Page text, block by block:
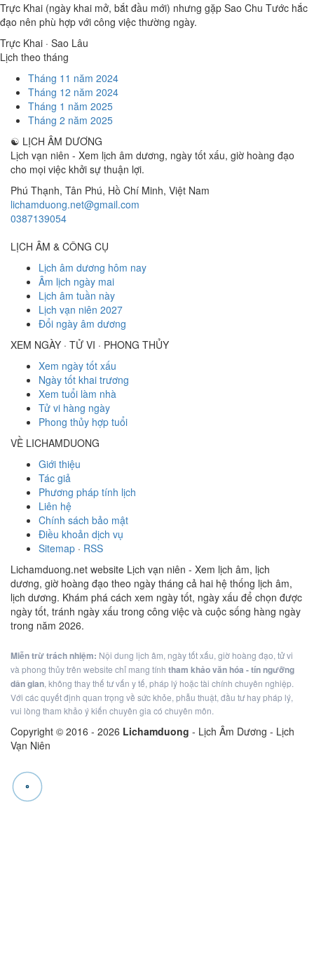
Trực Khai (ngày khai mở, bắt đầu mới) nhưng gặp Sao Chu Tước hắc
đạo nên phù hợp với công việc thường ngày.
Trực Khai · Sao Lâu
Lịch theo tháng
Tháng 11 năm 2024
Tháng 12 năm 2024
Tháng 1 năm 2025
Tháng 2 năm 2025
☯ LỊCH ÂM DƯƠNG
Lịch vạn niên - Xem lịch âm dương, ngày tốt xấu, giờ hoàng đạo
cho mọi việc khởi sự thuận lợi.
Phú Thạnh, Tân Phú, Hồ Chí Minh, Việt Nam
lichamduong.net@gmail.com
0387139054
LỊCH ÂM & CÔNG CỤ
Lịch âm dương hôm nay
Âm lịch ngày mai
Lịch âm tuần này
Lịch vạn niên 2027
Đổi ngày âm dương
XEM NGÀY · TỬ VI · PHONG THỦY
Xem ngày tốt xấu
Ngày tốt khai trương
Xem tuổi làm nhà
Tử vi hàng ngày
Phong thủy hợp tuổi
VỀ LICHAMDUONG
Giới thiệu
Tác giả
Phương pháp tính lịch
Liên hệ
Chính sách bảo mật
Điều khoản dịch vụ
Sitemap · RSS
Lichamduong.net website Lịch vạn niên - Xem lịch âm, lịch
dương, giờ hoàng đạo theo ngày tháng cả hai hệ thống lịch âm,
lịch dương. Khám phá cách xem ngày tốt, ngày xấu để chọn được
ngày tốt, tránh ngày xấu trong công việc và cuộc sống hàng ngày
trong năm 2026.
Miễn trừ trách nhiệm: Nội dung lịch âm, ngày tốt xấu, giờ hoàng đạo, tử vi
và phong thủy trên website chỉ mang tính tham khảo văn hóa - tín ngưỡng
dân gian, không thay thế tư vấn y tế, pháp lý hoặc tài chính chuyên nghiệp.
Với các quyết định quan trọng về sức khỏe, phẫu thuật, đầu tư hay pháp lý,
vui lòng tham khảo ý kiến chuyên gia có chuyên môn.
Copyright © 2016 - 2026 Lichamduong - Lịch Âm Dương - Lịch
Vạn Niên